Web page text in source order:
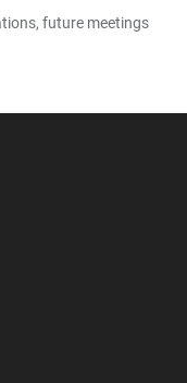
future meetings